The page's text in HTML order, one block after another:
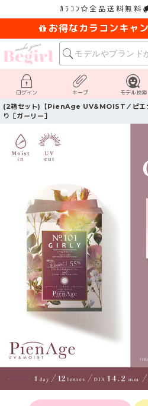
ｶﾗｺﾝ 全品送料無料
お得なカラコンキャ
ログイン キープ モデル検索
(2箱セット)【PienAge UV&MOIST／ピ
り［ガーリー］